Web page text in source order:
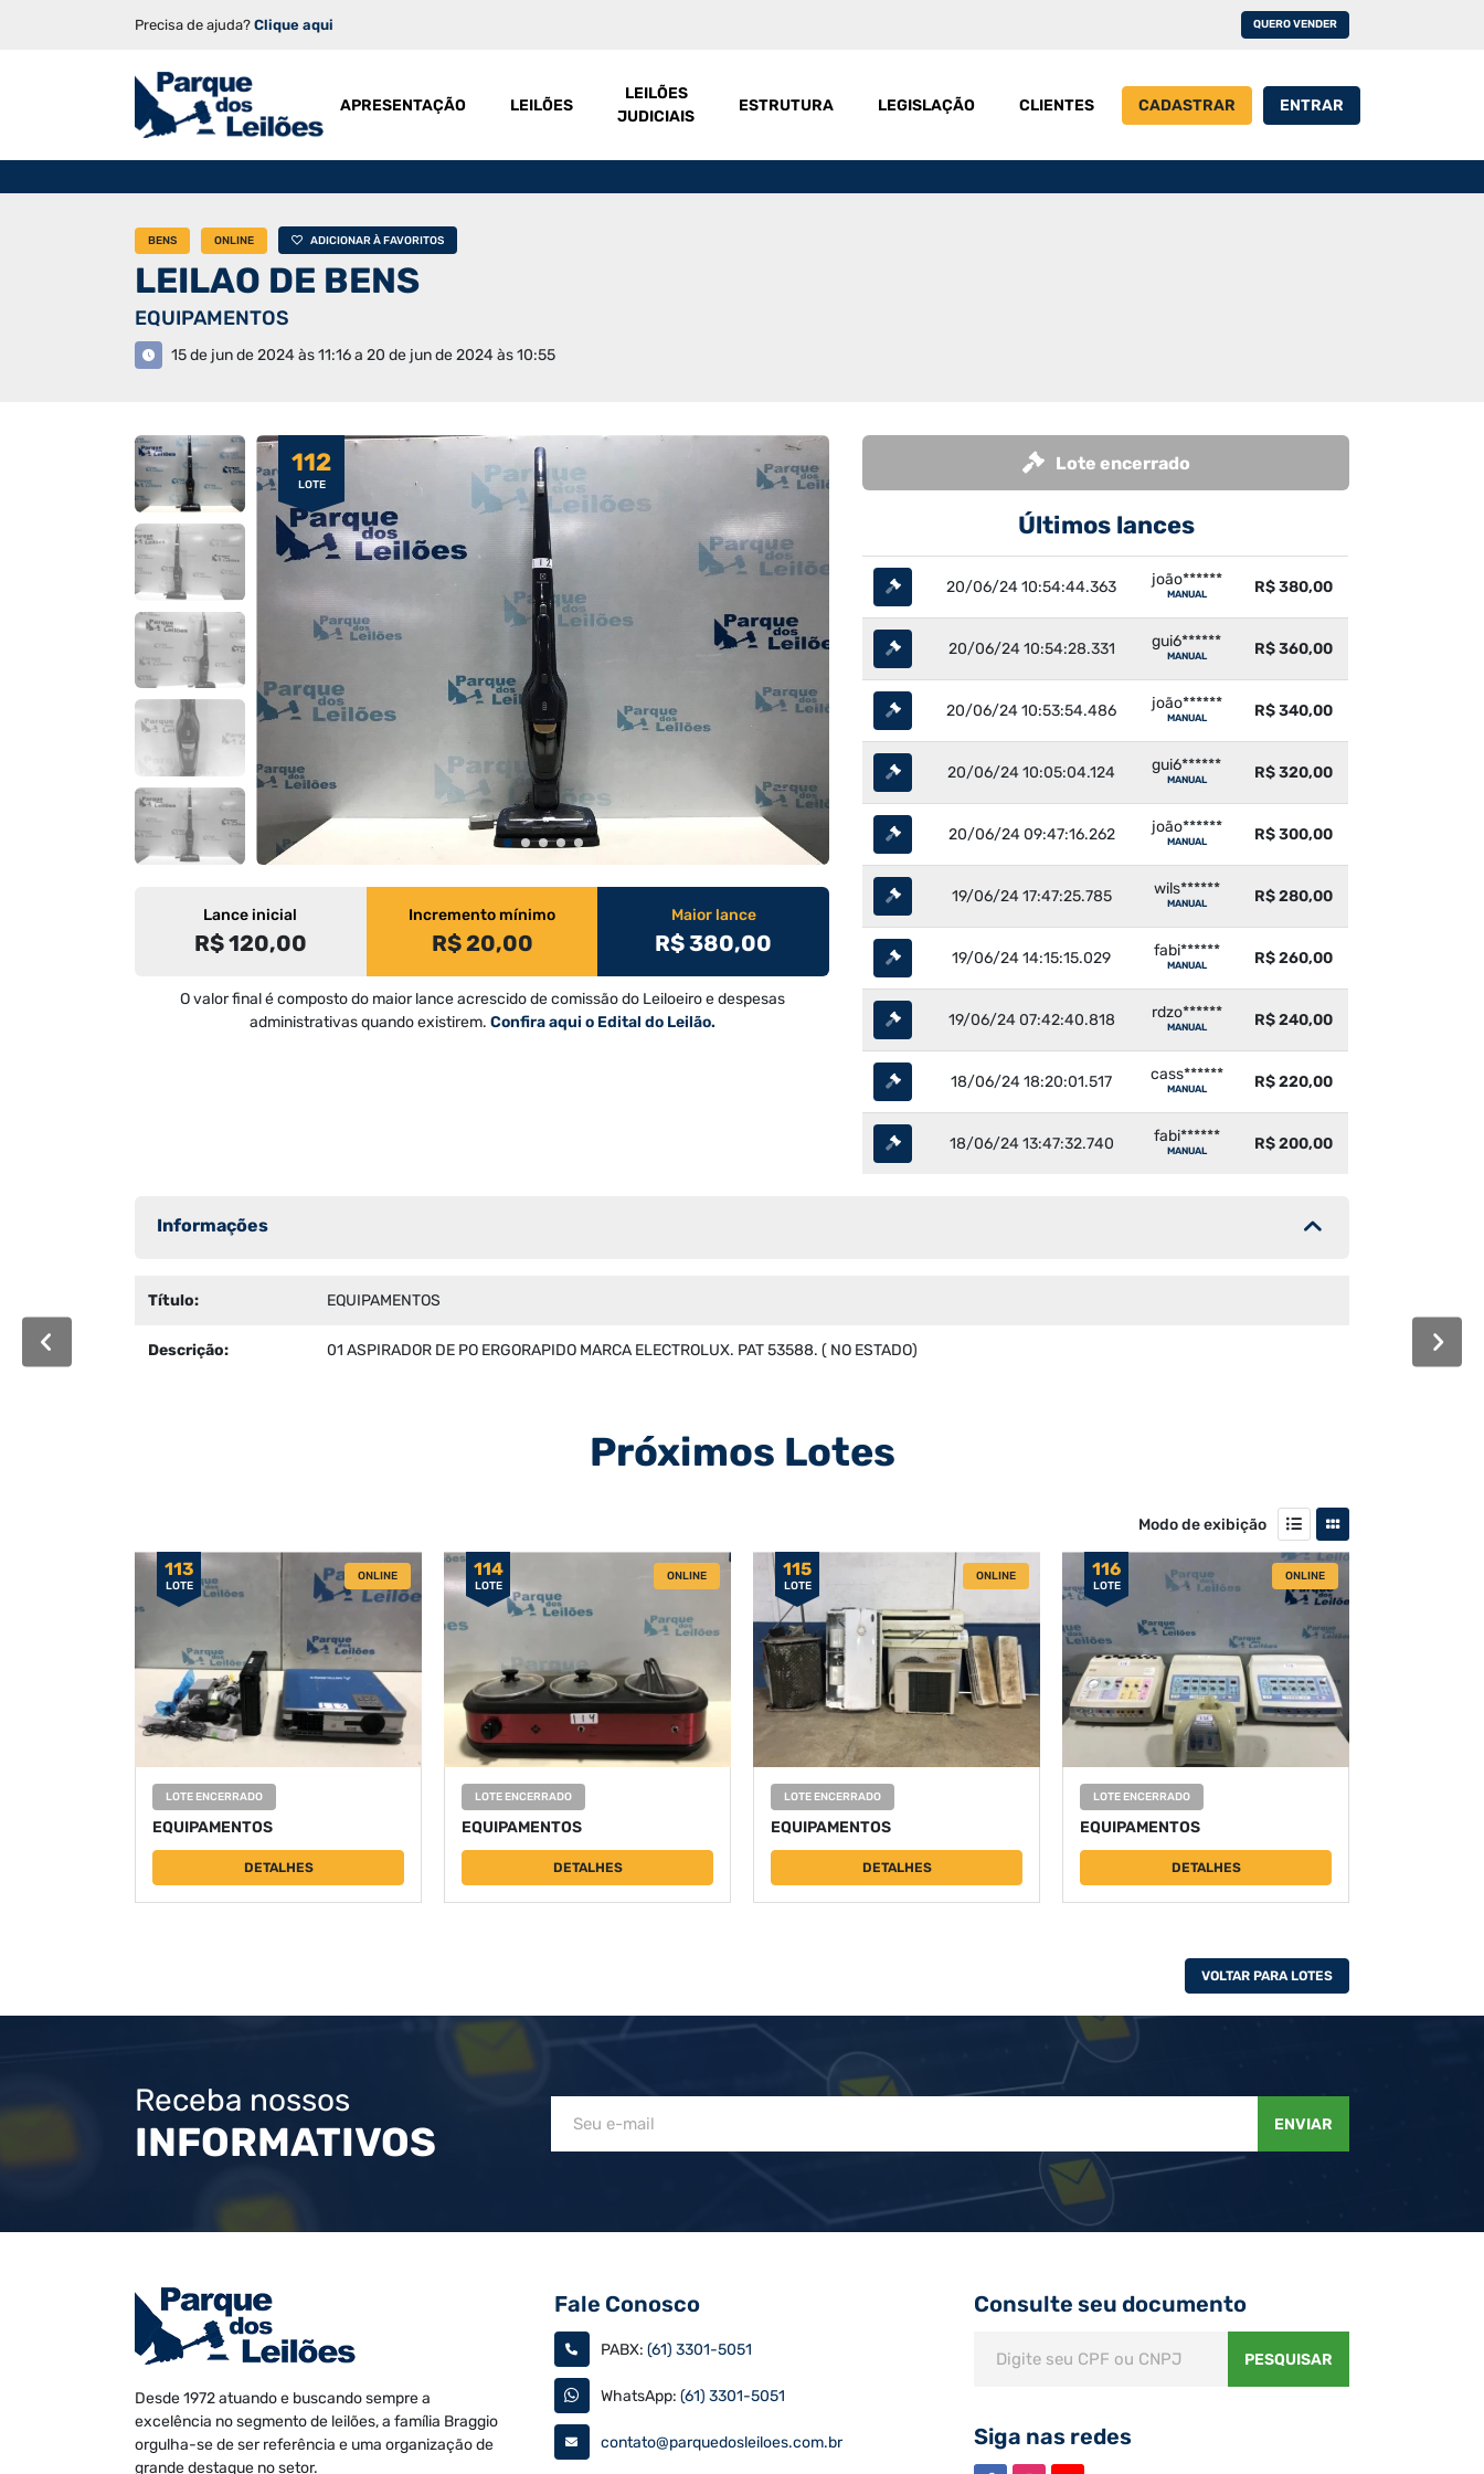
Precisa de ajuda? Clique aqui QUERO VENDER
APRESENTAÇÃO LEILÕES
LEILÕES
JUDICIAIS
ESTRUTURA LEGISLAÇÃO CLIENTES CADASTRAR ENTRAR
BENS ONLINE ADICIONAR À FAVORITOS
LEILAO DE BENS
EQUIPAMENTOS
15 de jun de 2024 às 11:16 a 20 de jun de 2024 às 10:55
112
LOTE
Lance inicial
R$ 120,00
Incremento mínimo
R$ 20,00
Maior lance
R$ 380,00
O valor final é composto do maior lance acrescido de comissão do Leiloeiro e despesas
administrativas quando existirem. Confira aqui o Edital do Leilão.
Lote encerrado
Últimos lances
20/06/24 10:54:44.363 joão******
MANUAL R$ 380,00
20/06/24 10:54:28.331 gui6******
MANUAL R$ 360,00
20/06/24 10:53:54.486 joão******
MANUAL R$ 340,00
20/06/24 10:05:04.124 gui6******
MANUAL R$ 320,00
20/06/24 09:47:16.262 joão******
MANUAL R$ 300,00
19/06/24 17:47:25.785 wils******
MANUAL R$ 280,00
19/06/24 14:15:15.029 fabi******
MANUAL R$ 260,00
19/06/24 07:42:40.818 rdzo******
MANUAL R$ 240,00
18/06/24 18:20:01.517 cass******
MANUAL R$ 220,00
18/06/24 13:47:32.740 fabi******
MANUAL R$ 200,00
Informações
Título: EQUIPAMENTOS
Descrição: 01 ASPIRADOR DE PO ERGORAPIDO MARCA ELECTROLUX. PAT 53588. ( NO ESTADO)
Próximos Lotes
Modo de exibição
113
LOTE
ONLINE
LOTE ENCERRADO
EQUIPAMENTOS
DETALHES
114
LOTE
ONLINE
LOTE ENCERRADO
EQUIPAMENTOS
DETALHES
115
LOTE
ONLINE
LOTE ENCERRADO
EQUIPAMENTOS
DETALHES
116
LOTE
ONLINE
LOTE ENCERRADO
EQUIPAMENTOS
DETALHES
VOLTAR PARA LOTES
Receba nossos
INFORMATIVOS ENVIAR
Desde 1972 atuando e buscando sempre a
excelência no segmento de leilões, a família Braggio
orgulha-se de ser referência e uma organização de
grande destaque no setor.
Fale Conosco
PABX: (61) 3301-5051
WhatsApp: (61) 3301-5051
contato@parquedosleiloes.com.br
Consulte seu documento
PESQUISAR
Siga nas redes